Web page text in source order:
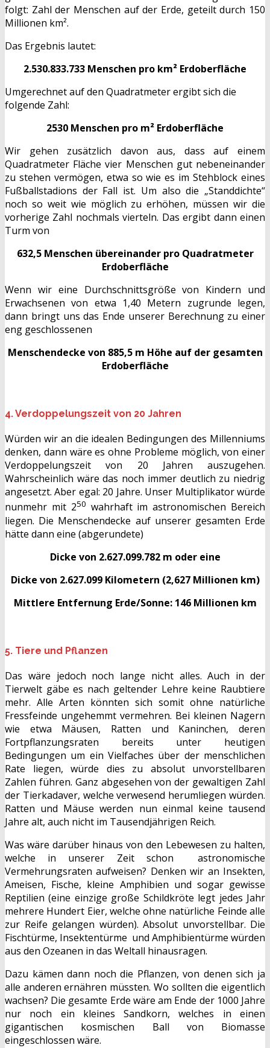
folgt: Zahl der Menschen auf der Erde, geteilt durch 150
Millionen km².
Das Ergebnis lautet:
2.530.833.733 Menschen pro km² Erdoberfläche
Umgerechnet auf den Quadratmeter ergibt sich die
folgende Zahl:
2530 Menschen pro m² Erdoberfläche
Wir gehen zusätzlich davon aus, dass auf einem
Quadratmeter Fläche vier Menschen gut nebeneinander
zu stehen vermögen, etwa so wie es im Stehblock eines
Fußballstadions der Fall ist. Um also die „Standdichte“
noch so weit wie möglich zu erhöhen, müssen wir die
vorherige Zahl nochmals vierteln. Das ergibt dann einen
Turm von
632,5 Menschen übereinander pro Quadratmeter
Erdoberfläche
Wenn wir eine Durchschnittsgröße von Kindern und
Erwachsenen von etwa 1,40 Metern zugrunde legen,
dann bringt uns das Ende unserer Berechnung zu einer
eng geschlossenen
Menschendecke von 885,5 m Höhe auf der gesamten
Erdoberfläche
4. Verdoppelungszeit von 20 Jahren
Würden wir an die idealen Bedingungen des Millenniums
denken, dann wäre es ohne Probleme möglich, von einer
Verdoppelungszeit von 20 Jahren auszugehen.
Wahrscheinlich wäre das noch immer deutlich zu niedrig
angesetzt. Aber egal: 20 Jahre. Unser Multiplikator würde
nunmehr mit 250 wahrhaft im astronomischen Bereich
liegen. Die Menschendecke auf unserer gesamten Erde
hätte dann eine (abgerundete)
Dicke von 2.627.099.782 m oder eine
Dicke von 2.627.099 Kilometern (2,627 Millionen km)
Mittlere Entfernung Erde/Sonne: 146 Millionen km
5. Tiere und Pflanzen
Das wäre jedoch noch lange nicht alles. Auch in der
Tierwelt gäbe es nach geltender Lehre keine Raubtiere
mehr. Alle Arten könnten sich somit ohne natürliche
Fressfeinde ungehemmt vermehren. Bei kleinen Nagern
wie etwa Mäusen, Ratten und Kaninchen, deren
Fortpflanzungsraten bereits unter heutigen
Bedingungen um ein Vielfaches über der menschlichen
Rate liegen, würde dies zu absolut unvorstellbaren
Zahlen führen. Ganz abgesehen von der gewaltigen Zahl
der Tierkadaver, welche verwesend herumliegen würden.
Ratten und Mäuse werden nun einmal keine tausend
Jahre alt, auch nicht im Tausendjährigen Reich.
Was wäre darüber hinaus von den Lebewesen zu halten,
welche in unserer Zeit schon astronomische
Vermehrungsraten aufweisen? Denken wir an Insekten,
Ameisen, Fische, kleine Amphibien und sogar gewisse
Reptilien (eine einzige große Schildkröte legt jedes Jahr
mehrere Hundert Eier, welche ohne natürliche Feinde alle
zur Reife gelangen würden). Absolut unvorstellbar. Die
Fischtürme, Insektentürme und Amphibientürme würden
aus den Ozeanen in das Weltall hinausragen.
Dazu kämen dann noch die Pflanzen, von denen sich ja
alle anderen ernähren müssten. Wo sollten die eigentlich
wachsen? Die gesamte Erde wäre am Ende der 1000 Jahre
nur noch ein kleines Sandkorn, welches in einen
gigantischen kosmischen Ball von Biomasse
eingeschlossen wäre.